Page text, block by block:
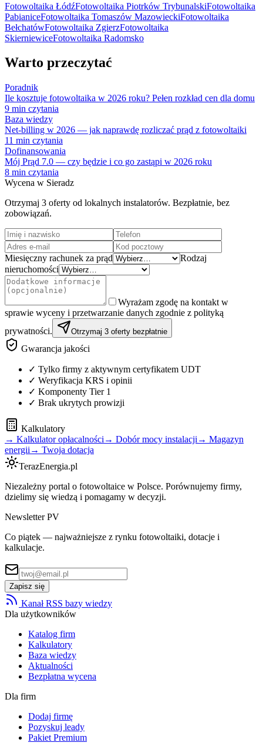
Fotowoltaika ŁódźFotowoltaika Piotrków TrybunalskiFotowoltaika
PabianiceFotowoltaika Tomaszów MazowieckiFotowoltaika
BełchatówFotowoltaika ZgierzFotowoltaika
SkierniewiceFotowoltaika Radomsko
Warto przeczytać
Poradnik
Ile kosztuje fotowoltaika w 2026 roku? Pełen rozkład cen dla domu
9 min czytania
Baza wiedzy
Net-billing w 2026 — jak naprawdę rozliczać prąd z fotowoltaiki
11 min czytania
Dofinansowania
Mój Prąd 7.0 — czy będzie i co go zastąpi w 2026 roku
8 min czytania
Wycena w Sieradz
Otrzymaj 3 oferty od lokalnych instalatorów. Bezpłatnie, bez
zobowiązań.
Miesięczny rachunek za prąd
Rodzaj
nieruchomości
Wyrażam zgodę na kontakt w
sprawie wyceny i przetwarzanie danych zgodnie z polityką
prywatności.
Otrzymaj 3 oferty bezpłatnie
Gwarancja jakości
✓ Tylko firmy z aktywnym certyfikatem UDT
✓ Weryfikacja KRS i opinii
✓ Komponenty Tier 1
✓ Brak ukrytych prowizji
Kalkulatory
→ Kalkulator opłacalności → Dobór mocy instalacji → Magazyn
energii → Twoja dotacja
TerazEnergia.pl
Niezależny portal o fotowoltaice w Polsce. Porównujemy firmy,
dzielimy się wiedzą i pomagamy w decyzji.
Newsletter PV
Co piątek — najważniejsze z rynku fotowoltaiki, dotacje i
kalkulacje.
Zapisz się
Kanał RSS bazy wiedzy
Dla użytkowników
Katalog firm
Kalkulatory
Baza wiedzy
Aktualności
Bezpłatna wycena
Dla firm
Dodaj firmę
Pozyskuj leady
Pakiet Premium